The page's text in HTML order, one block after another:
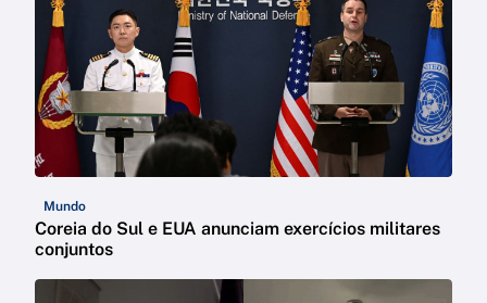
Mundo
Coreia do Sul e EUA anunciam exercícios militares
conjuntos